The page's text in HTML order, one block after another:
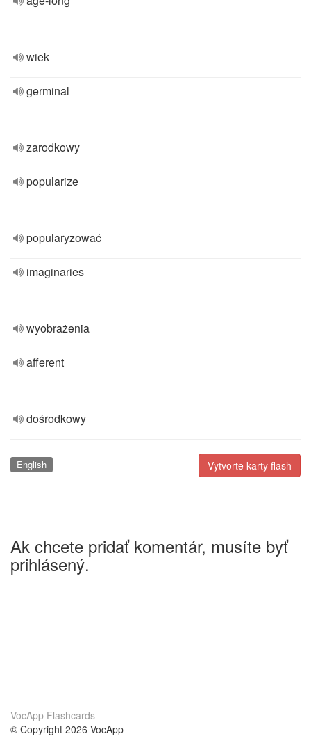
wiek
germinal
zarodkowy
popularize
popularyzować
imaginaries
wyobrażenia
afferent
dośrodkowy
Vytvorte karty flash
English
Ak chcete pridať komentár, musíte byť
prihlásený.
VocApp Flashcards
© Copyright 2026 VocApp